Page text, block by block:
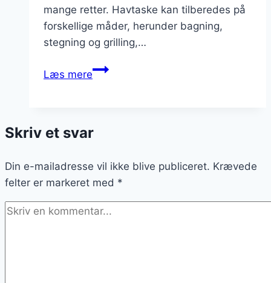
mange retter. Havtaske kan tilberedes på
forskellige måder, herunder bagning,
stegning og grilling,…
Læs mereHavtaske
porre
Skriv et svar
Din e-mailadresse vil ikke blive publiceret. Krævede
felter er markeret med *